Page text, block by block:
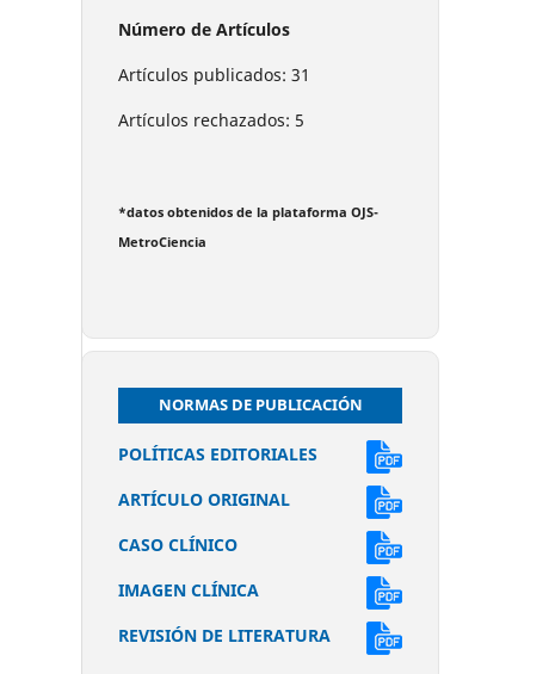
Número de Artículos
Artículos publicados: 31
Artículos rechazados: 5
*datos obtenidos de la plataforma OJS-
MetroCiencia
NORMAS DE PUBLICACIÓN
POLÍTICAS EDITORIALES
ARTÍCULO ORIGINAL
CASO CLÍNICO
IMAGEN CLÍNICA
REVISIÓN DE LITERATURA